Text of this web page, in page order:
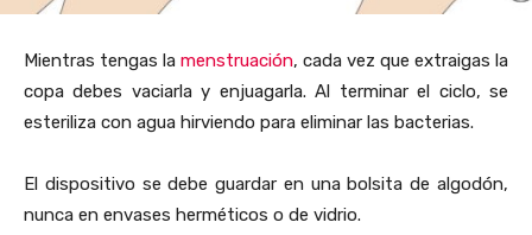
Mientras tengas la menstruación, cada vez que extraigas la
copa debes vaciarla y enjuagarla. Al terminar el ciclo, se
esteriliza con agua hirviendo para eliminar las bacterias.
El dispositivo se debe guardar en una bolsita de algodón,
nunca en envases herméticos o de vidrio.